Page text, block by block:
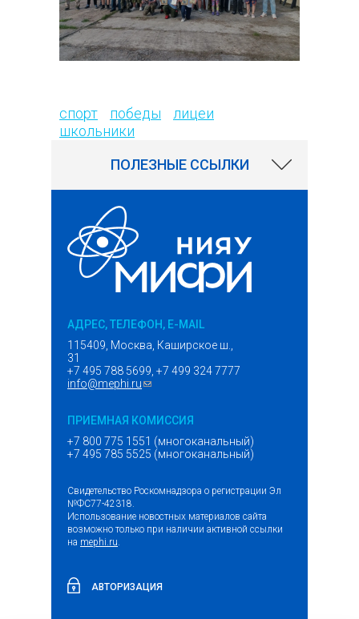
спорт победы
лицеи
школьники
ПОЛЕЗНЫЕ ССЫЛКИ
АДРЕС, ТЕЛЕФОН, E-MAIL
115409, Москва, Каширское ш.,
31
+7 495 788 5699, +7 499 324 7777
info@mephi.ru(ссылка для отправки email)
ПРИЕМНАЯ КОМИССИЯ
+7 800 775 1551 (многоканальный)
+7 495 785 5525 (многоканальный)
Свидетельство Роскомнадзора о регистрации Эл
№ФС77-42318.
Использование новостных материалов сайта
возможно только при наличии активной ссылки
на mephi.ru
АВТОРИЗАЦИЯ